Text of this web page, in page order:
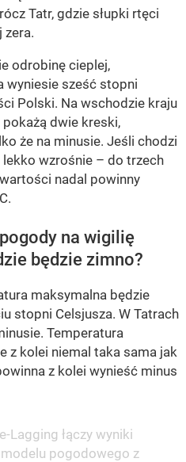
Tatr, gdzie słupki rtęci
zera.
odrobinę cieplej,
wyniesie sześć stopni
Polski. Na wschodzie kraju
dwie kreski,
że na minusie. Jeśli chodzi
wzrośnie – do trzech
nadal powinny
na wigilię
będzie zimno?
maksymalna będzie
stopni Celsjusza. W Tatrach
Temperatura
z kolei niemal taka sama jak
z kolei wynieść minus
Lagging łączy wyniki
pogodowego z